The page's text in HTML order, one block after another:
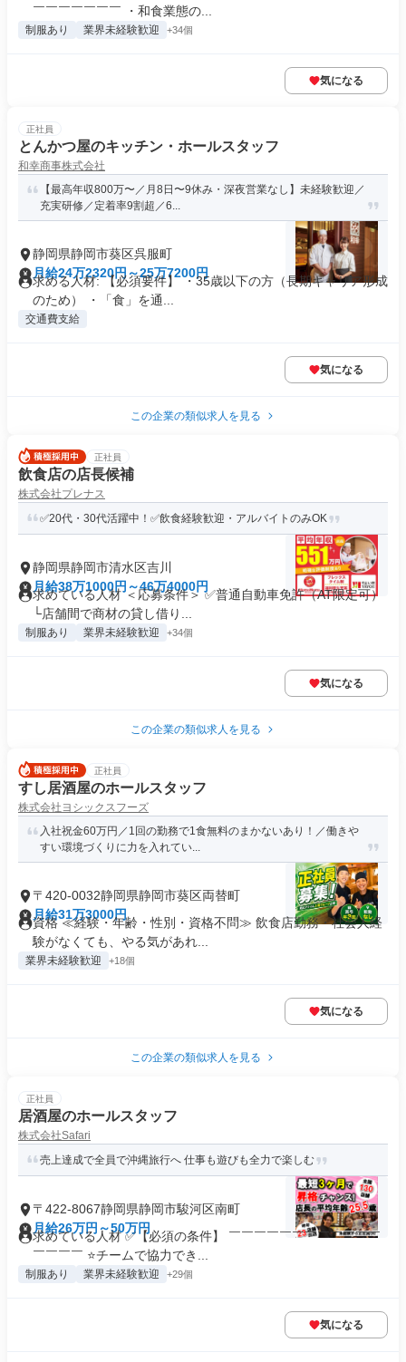
￣￣￣￣￣￣￣ ・和食業態の...
制服あり 業界未経験歓迎 +34個
気になる
正社員
とんかつ屋のキッチン・ホールスタッフ
和幸商事株式会社
【最高年収800万〜／月8日〜9休み・深夜営業なし】未経験歓迎／
充実研修／定着率9割超／6...
静岡県静岡市葵区呉服町
月給24万2320円～25万7200円
求める人材: 【必須要件】 ・35歳以下の方（長期キャリア形成
のため） ・「食」を通...
交通費支給
気になる
この企業の類似求人を見る
正社員
飲食店の店長候補
株式会社プレナス
✅20代・30代活躍中！✅飲食経験歓迎・アルバイトのみOK
静岡県静岡市清水区吉川
月給38万1000円～46万4000円
求めている人材 ＜応募条件＞ ✅普通自動車免許（AT限定可）
└店舗間で商材の貸し借り...
制服あり 業界未経験歓迎 +34個
気になる
この企業の類似求人を見る
正社員
すし居酒屋のホールスタッフ
株式会社ヨシックスフーズ
入社祝金60万円／1回の勤務で1食無料のまかないあり！／働きや
すい環境づくりに力を入れてい...
〒420-0032静岡県静岡市葵区両替町
月給31万3000円
資格 ≪経験・年齢・性別・資格不問≫ 飲食店勤務・社会人経
験がなくても、やる気があれ...
業界未経験歓迎 +18個
気になる
この企業の類似求人を見る
正社員
居酒屋のホールスタッフ
株式会社Safari
売上達成で全員で沖縄旅行へ 仕事も遊びも全力で楽しむ
〒422-8067静岡県静岡市駿河区南町
月給26万円～50万円
求めている人材 ✅【必須の条件】 ￣￣￣￣￣￣￣￣￣￣￣￣
￣￣￣￣ ⭐チームで協力でき...
制服あり 業界未経験歓迎 +29個
気になる